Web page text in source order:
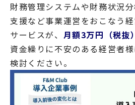
財務管理システムや財務状況
支援など事業運営をおこなう
サービスが、 月額3万円（税抜
資金繰りに不安のある経営者
検討ください。